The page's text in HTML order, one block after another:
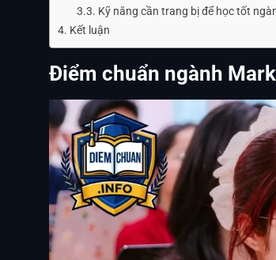
Kỹ năng cần trang bị để học tốt
Kết luận
Điểm chuẩn ngành